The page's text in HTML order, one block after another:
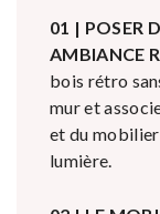
01 | POSER
AMBIANCE
bois rétro
mur et
et du
lumière.